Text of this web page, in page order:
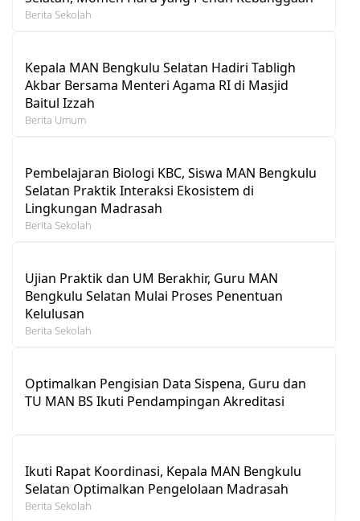
Berita Sekolah
Kepala MAN Bengkulu Selatan Hadiri Tabligh
Akbar Bersama Menteri Agama RI di Masjid
Baitul Izzah
Berita Umum
Pembelajaran Biologi KBC, Siswa MAN Bengkulu
Selatan Praktik Interaksi Ekosistem di
Lingkungan Madrasah
Berita Sekolah
Ujian Praktik dan UM Berakhir, Guru MAN
Bengkulu Selatan Mulai Proses Penentuan
Kelulusan
Berita Sekolah
Optimalkan Pengisian Data Sispena, Guru dan
TU MAN BS Ikuti Pendampingan Akreditasi
Ikuti Rapat Koordinasi, Kepala MAN Bengkulu
Selatan Optimalkan Pengelolaan Madrasah
Berita Sekolah